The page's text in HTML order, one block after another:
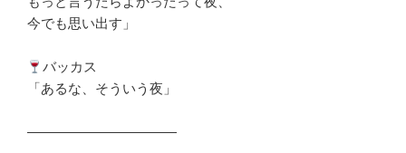
今でも思い出す」
バッカス
「あるな、そういう夜」
―――――――――――